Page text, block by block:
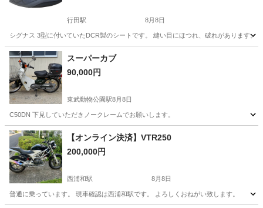
行田駅 8月8日
シグナス 3型に付いていたDCR製のシートです。 縫い目にほつれ、破れがあります。
埼玉 鴻巣市 行田駅 ヤマハ
スーパーカブ
90,000円
東武動物公園駅8月8日
C50DN 下見していただきノークレームでお願いします。
埼玉 南埼玉郡 東武動物公園駅
【オンライン決済】VTR250
200,000円
西浦和駅 8月8日
普通に乗っています。 現車確認は西浦和駅です。 よろしくおねがい致します。